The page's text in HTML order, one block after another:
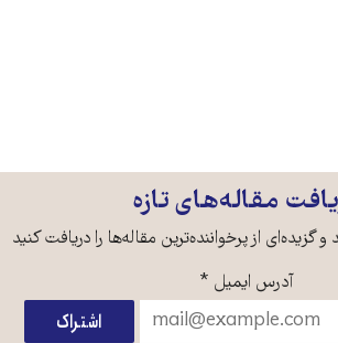
مقاله‌های تازه
گزیده‌ای از پرخواننده‌ترین مقاله‌ها را دریافت کنید
آدرس ایمیل *